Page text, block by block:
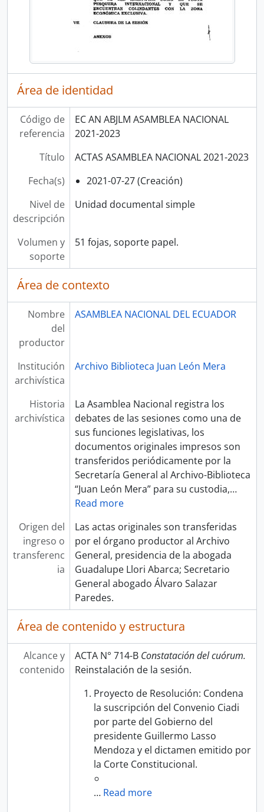
Área de identidad
Código de
referencia
EC AN ABJLM ASAMBLEA NACIONAL
2021-2023
Título
ACTAS ASAMBLEA NACIONAL 2021-2023
Fecha(s)
2021-07-27 (Creación)
Nivel de
descripción
Unidad documental simple
Volumen y
soporte
51 fojas, soporte papel.
Área de contexto
Nombre
del
productor
ASAMBLEA NACIONAL DEL ECUADOR
Institución
archivística
Archivo Biblioteca Juan León Mera
Historia
archivística
La Asamblea Nacional registra los
debates de las sesiones como una de
sus funciones legislativas, los
documentos originales impresos son
transferidos periódicamente por la
Secretaría General al Archivo-Biblioteca
“Juan León Mera” para su custodia,…
Read more
Origen del
ingreso o
transferenc
ia
Las actas originales son transferidas
por el órgano productor al Archivo
General, presidencia de la abogada
Guadalupe Llori Abarca; Secretario
General abogado Álvaro Salazar
Paredes.
Área de contenido y estructura
Alcance y
contenido
ACTA N° 714-B Constatación del cuórum.
Reinstalación de la sesión.
Proyecto de Resolución: Condena
la suscripción del Convenio Ciadi
por parte del Gobierno del
presidente Guillermo Lasso
Mendoza y el dictamen emitido por
la Corte Constitucional.
… Read more